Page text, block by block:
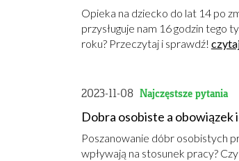
Opieka na dziecko do lat 14 po
przysługuje nam 16 godzin tego
roku? Przeczytaj i sprawdź!
2023-11-08 Najczęstsze pytania
Dobra osobiste a obowiązek
Poszanowanie dóbr osobistych
wpływają na stosunek pracy?